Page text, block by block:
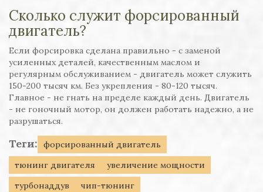
Сколько служит форсированный
двигатель?
Если форсировка сделана правильно - с заменой
усиленных деталей, качественным маслом и
регулярным обслуживанием - двигатель может служить
150-200 тысяч км. Без укрепления - 80-120 тысяч.
Главное - не гнать на пределе каждый день. Двигатель
- не гоночный мотор, он должен работать надежно, а не
разрушаться.
Теги:
форсированный двигатель
тюнинг двигателя
увеличение мощности
турбонаддув
чип-тюнинг